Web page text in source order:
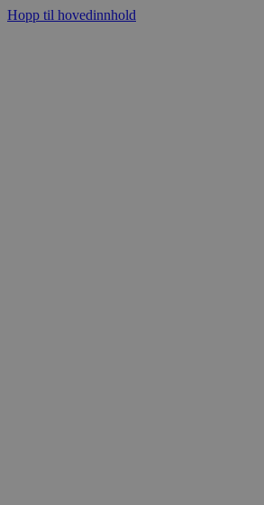
Hopp til hovedinnhold